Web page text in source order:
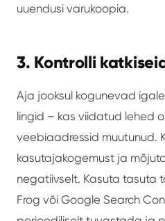
uuendusi varukoopia.
3. Kontrolli
Aja jooksul kogunevad
lingid – kas viidatud lehed
veebiaadressid muutunud.
kasutajakogemust ja
negatiivselt. Kasuta tasuta
Frog või Google Search